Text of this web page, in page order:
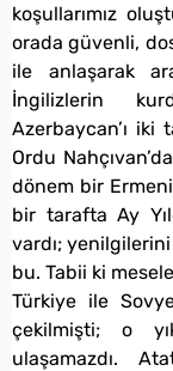
koşullarımız
orada güvenli,
ile anlaşarak
İngilizlerin
Azerbaycan’ı iki
Ordu
dönem bir
bir tarafta Ay
vardı;
bu. Tabii ki
Türkiye ile
çekilmişti; o
ulaşamazdı.